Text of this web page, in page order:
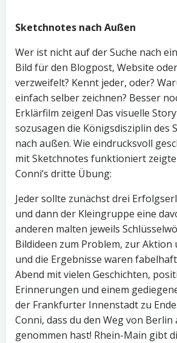
Sketchnotes nach Außen
Wer ist nicht auf der Suche nach
Bild für den Blogpost, Website
verzweifelt? Kennt jeder, oder?
einfach selber zeichnen? Besser
Erklärfilm zeigen! Das visuelle
sozusagen die Königsdisziplin des
nach außen. Wie eindrucksvoll
mit Sketchnotes funktioniert
Conni’s dritte Übung:
Jeder sollte zunächst drei
und dann der Kleingruppe eine
anderen malten jeweils
Bildideen zum Problem, zur Aktion
und die Ergebnisse waren
Abend mit vielen Geschichten,
Erinnerungen und einem
der Frankfurter Innenstadt zu
Conni, dass du den Weg von Berlin
genommen hast! Rhein-Main gibt